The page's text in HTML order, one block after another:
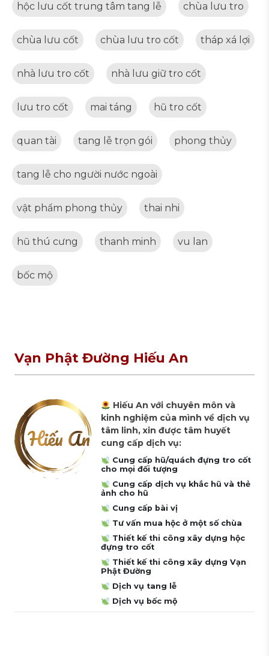
hộc lưu cốt trung tâm tang lễ chùa lưu tro
chùa lưu cốt chùa lưu tro cốt tháp xá lợi
nhà lưu tro cốt nhà lưu giữ tro cốt
lưu tro cốt mai táng hũ tro cốt
quan tài tang lễ trọn gói phong thủy
tang lễ cho người nước ngoài
vật phẩm phong thủy thai nhi
hũ thú cưng thanh minh vu lan
bốc mộ
Vạn Phật Đường Hiếu An
Hiếu An với chuyên môn và
kinh nghiệm của mình về dịch vụ
tâm linh, xin được tâm huyết
cung cấp dịch vụ:
Cung cấp hũ/quách đựng tro cốt
cho mọi đối tượng
Cung cấp dịch vụ khắc hũ và thẻ
ảnh cho hũ
Cung cấp bài vị
Tư vấn mua hộc ở một số chùa
Thiết kế thi công xây dựng hộc
đựng tro cốt
Thiết kế thi công xây dựng Vạn
Phật Đường
Dịch vụ tang lễ
Dịch vụ bốc mộ